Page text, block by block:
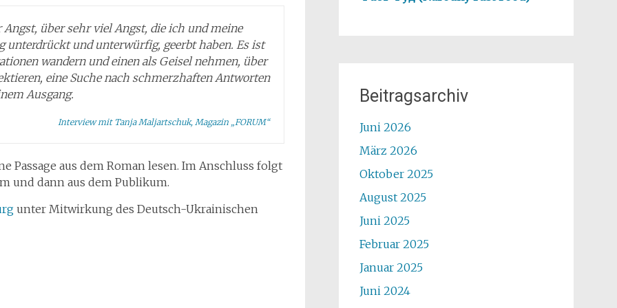
über sehr viel Angst, die ich und meine
unterdrückt und unterwürfig, geerbt haben. Es ist
wandern und einen als Geisel nehmen, über
eine Suche nach schmerzhaften Antworten
Ausgang.
Interview mit Tanja Maljartschuk, Magazin „FORUM“
Passage aus dem Roman lesen. Im Anschluss folgt
und dann aus dem Publikum.
unter Mitwirkung des Deutsch-Ukrainischen
Beitragsarchiv
Juni 2026
März 2026
Oktober 2025
August 2025
Juni 2025
Februar 2025
Januar 2025
Juni 2024